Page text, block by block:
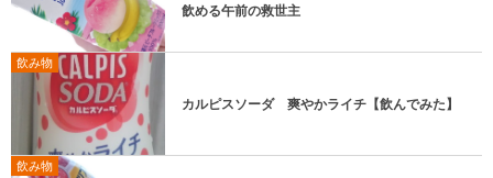
飲める午前の救世主
飲み物
カルピスソーダ 爽やかライチ【飲んでみた】
飲み物